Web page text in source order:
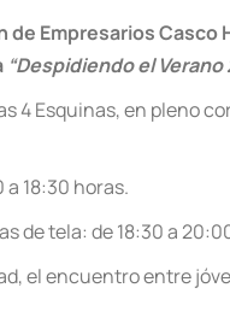
Empresarios
“Despidiendo el Verano
4 Esquinas, en pleno
18:30 horas.
de tela: de 18:30 a
el encuentro entre